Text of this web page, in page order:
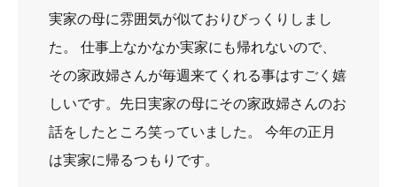
実家の母に雰囲気が似ておりびっくりしまし
た。 仕事上なかなか実家にも帰れないので、
その家政婦さんが毎週来てくれる事はすごく嬉
しいです。先日実家の母にその家政婦さんのお
話をしたところ笑っていました。 今年の正月
は実家に帰るつもりです。